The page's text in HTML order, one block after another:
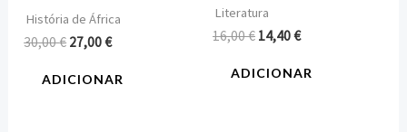
História de África
30,00€ 27,00€
ADICIONAR
Literatura
16,00€ 14,40€
ADICIONAR